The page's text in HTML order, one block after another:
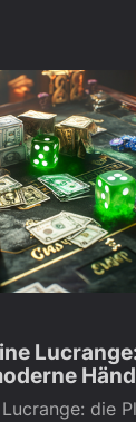
die